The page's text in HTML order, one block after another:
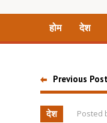
होम देश
Previous
देश Posted